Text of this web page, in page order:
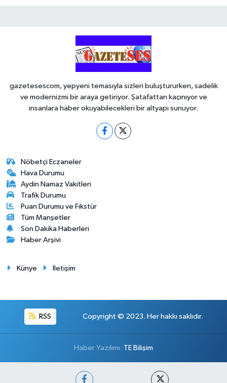
gazetesescom, yepyeni temasıyla sizleri buluştururken, sadelik
ve modernizmi bir araya getiriyor. Şatafattan kaçınıyor ve
insanlara haber okuyabilecekleri bir altyapı sunuyor.
Nöbetçi Eczaneler
Hava Durumu
Aydin Namaz Vakitleri
Trafik Durumu
Puan Durumu ve Fikstür
Tüm Manşetler
Son Dakika Haberleri
Haber Arşivi
Künye İletişim
RSS Copyright © 2023. Her hakkı saklıdır.
Haber Yazılımı: TE Bilişim